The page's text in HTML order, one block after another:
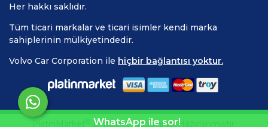
Her hakkı saklıdır.
Tüm ticari markalar ve ticari isimler kendi marka
sahiplerinin mülkiyetindedir.
Volvo Car Corporation ile hiçbir bağlantısı yoktur.
E-Ticaret Sistemiİle Hazırlanmıştır.
WhatsApp ile sor!